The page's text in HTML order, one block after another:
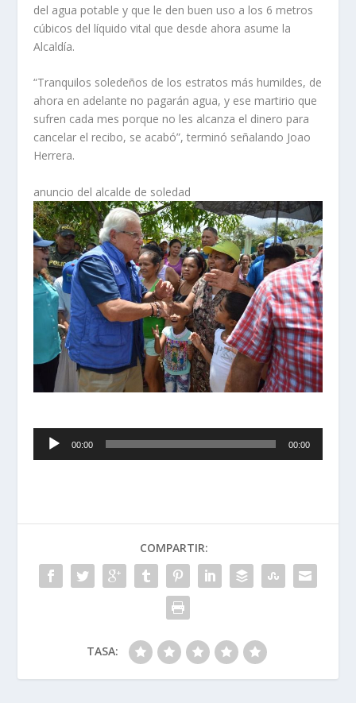
del agua potable y que le den buen uso a los 6 metros
cúbicos del líquido vital que desde ahora asume la
Alcaldía.
“Tranquilos soledeños de los estratos más humildes, de
ahora en adelante no pagarán agua, y ese martirio que
sufren cada mes porque no les alcanza el dinero para
cancelar el recibo, se acabó”, terminó señalando Joao
Herrera.
anuncio del alcalde de soledad
Reproductor
00:00 00:00
COMPARTIR:
TASA: